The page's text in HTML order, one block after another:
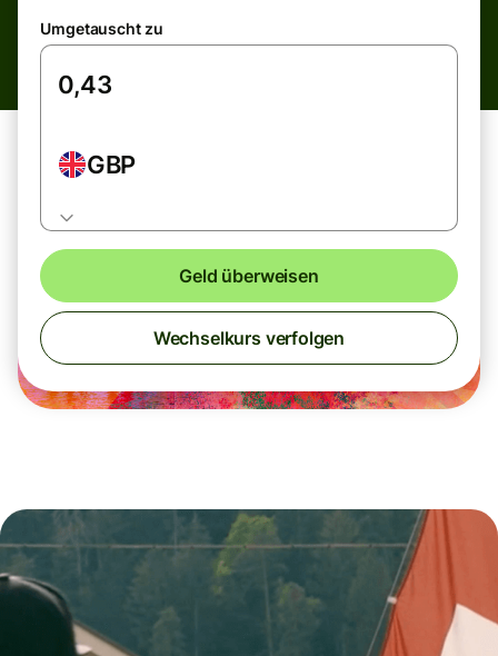
Umgetauscht zu
GBP
Geld überweisen
Wechselkurs verfolgen